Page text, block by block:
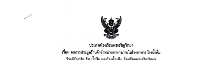
โรงเรียน